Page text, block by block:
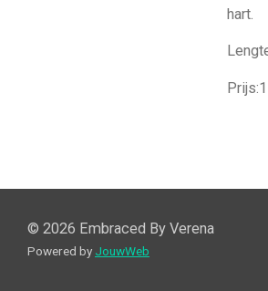
hart.
© 2026 Embraced By Verena
Powered by JouwWeb